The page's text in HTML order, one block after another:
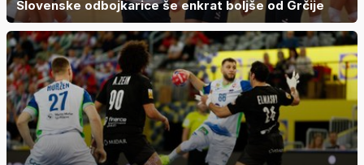
Slovenske odbojkarice še enkrat boljše od Grčije